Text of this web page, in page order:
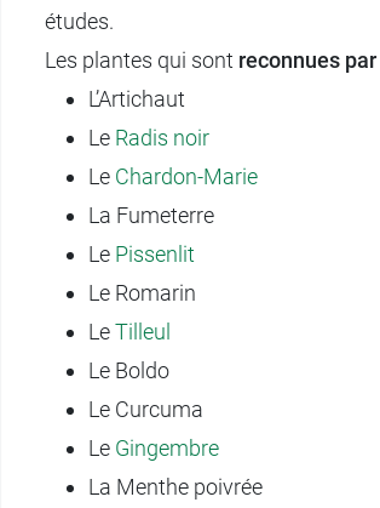
études.
Les plantes qui sont reconnues
L’Artichaut
Le Radis noir
Le Chardon-Marie
La Fumeterre
Le Pissenlit
Le Romarin
LeTilleul
Le Boldo
Le Curcuma
Le Gingembre
La Menthe poivrée